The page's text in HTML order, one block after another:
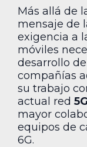
Más allá de
mensaje de
exigencia a
móviles
desarrollo
compañías
su trabajo
actual red 5G
mayor
equipos de
6G.